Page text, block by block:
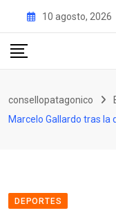
content
10 agosto, 2026
consellopatagonico
Marcelo Gallardo tras la
DEPORTES